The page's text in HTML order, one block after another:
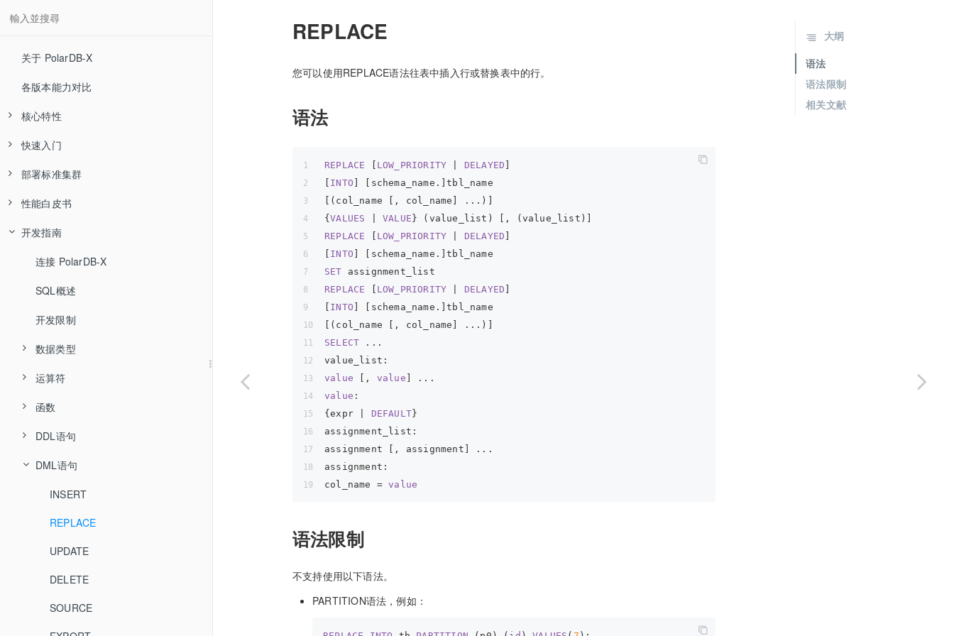
关于 PolarDB-X
各版本能力对比
核心特性
高可用和容灾
分布式事务
水平扩展
MySQL 生态兼容
全局二级索引
混合负载 HTAP
全局变更日志 CDC
快速入门
快速体验
通过 PXD 部署集群
通过 K8S 部署
源码编译安装
部署标准集群
部署流程
软硬件配置建议
系统与环境配置
软件包下载
安装 Docker 与镜像仓库
安装 Kubernetes
数据库部署(分布式)
通过 PXD 部署
通过 Kubernetes 部署
数据库部署(集中式)
通过 RPM 部署
私有镜像仓库说明
性能白皮书
集中式
Sysbench 测试报告
TPC-C 测试报告
分布式
Sysbench 测试报告
TPC-C 测试报告
TPC-H 测试报告
开发指南
连接 PolarDB-X
SQL概述
开发限制
数据类型
数值类型
字符串类型
Collation 类型
日期和时间类型
JSON 类型
运算符
逻辑运算符
算术运算符
比较运算符
位运算符
赋值运算符
运算符优先级
函数
拆分函数
HASH
STR_HASH
UNI_HASH
RANGE_HASH
RIGHT_SHIFT
MM
日期时间函数
字符串函数
转换函数
聚合函数
数学函数
比较函数
DDL语句
分库分表语法
CREATE DATABASE
DROP DATABASE
CREATE TABLE
DROP TABLE
ALTER TABLE
分区表语法
CREATE DATABASE
DROP DATABASE
CREATE TABLEGROUP
DROP TABLEGROUP
DML语句
INSERT
REPLACE
UPDATE
DELETE
SOURCE
REPLACE
您可以使用REPLACE语法往表中插入行或替换表中的行。
语法
REPLACE [ LOW_PRIORITY DELAYED ]
[ INTO ] [schema_name.]tbl_name
[(col_name [, col_name] ...)]
{VALUES VALUE} (value_list) [, (value_list)]
REPLACE [ LOW_PRIORITY DELAYED ]
[ INTO ] [schema_name.]tbl_name
SET assignment_list
REPLACE [ LOW_PRIORITY DELAYED ]
[ INTO ] [schema_name.]tbl_name
[(col_name [, col_name] ...)]
SELECT ...
value_list:
value [, value ] ...
value :
{expr | DEFAULT}
assignment_list:
assignment [, assignment] ...
assignment:
col_name = value
语法限制
不支持使用以下语法。
PARTITION语法，例如：
大纲
语法
语法限制
相关文献